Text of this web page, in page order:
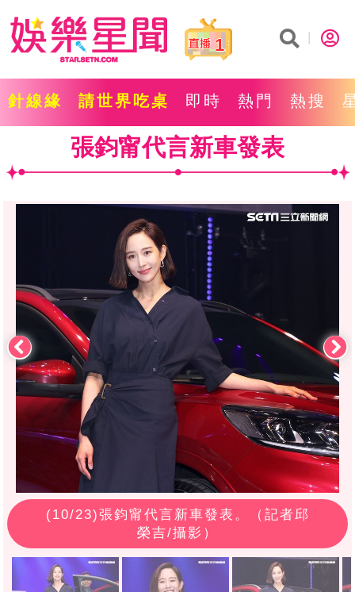
1
針線緣 請世界吃桌 即時 熱門 熱搜
張鈞甯代言新車發表
(10/23)張鈞甯代言新車發表。（記者邱
榮吉/攝影）